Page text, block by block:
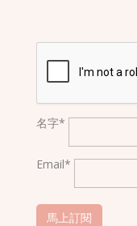
名字*
Email*